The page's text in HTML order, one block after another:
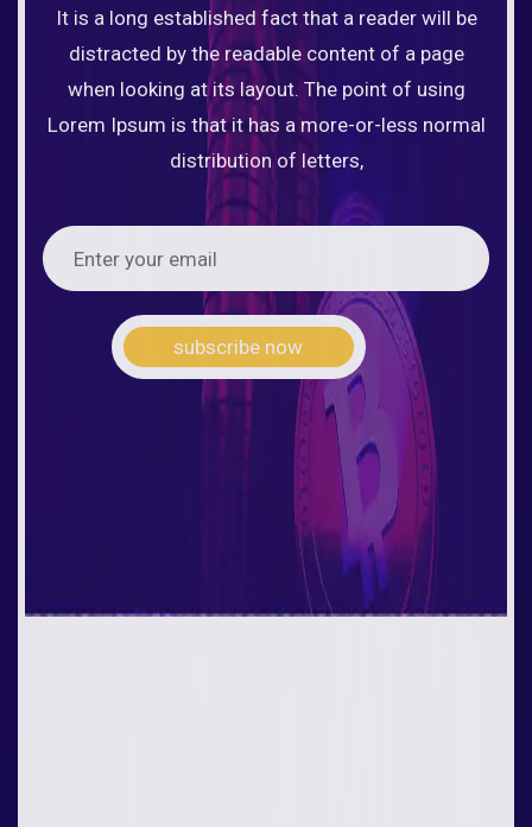
It is a long established fact that a reader will be
distracted by the readable content of a page
when looking at its layout. The point of using
Lorem Ipsum is that it has a more-or-less normal
distribution of letters,
subscribe now